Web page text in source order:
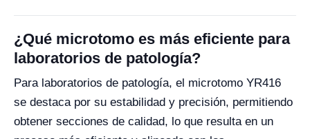
¿Qué microtomo es más eficiente para
laboratorios de patología?
Para laboratorios de patología, el microtomo YR416
se destaca por su estabilidad y precisión, permitiendo
obtener secciones de calidad, lo que resulta en un